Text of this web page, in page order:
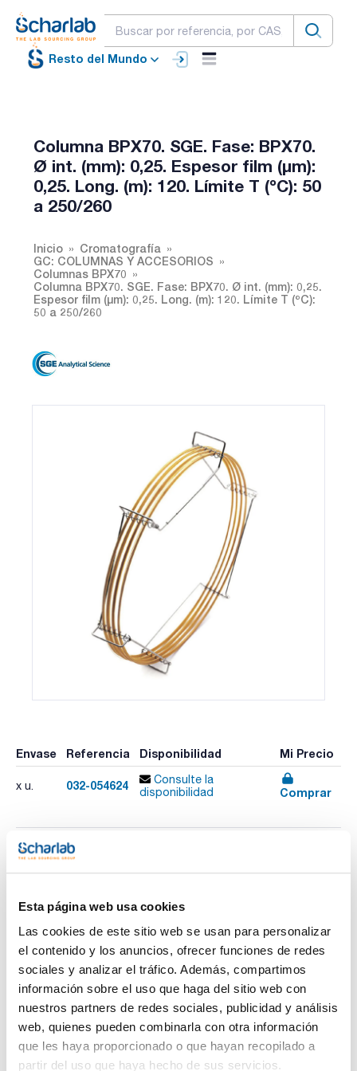
Esta página web usa cookies
Las cookies de este sitio web se usan para personalizar
el contenido y los anuncios, ofrecer funciones de redes
sociales y analizar el tráfico. Además, compartimos
información sobre el uso que haga del sitio web con
nuestros partners de redes sociales, publicidad y análisis
web, quienes pueden combinarla con otra información
que les haya proporcionado o que hayan recopilado a
partir del uso que haya hecho de sus servicios.
Resto del Mundo
Columna BPX70. SGE. Fase: BPX70.
Ø int. (mm): 0,25. Espesor film (µm):
0,25. Long. (m): 120. Límite T (ºC): 50
a 250/260
Inicio
Cromatografía
GC: COLUMNAS Y ACCESORIOS
Columnas BPX70
Columna BPX70. SGE. Fase: BPX70. Ø int. (mm): 0,25.
Espesor film (µm): 0,25. Long. (m): 120. Límite T (ºC):
50 a 250/260
Envase Referencia Disponibilidad Mi Precio
x u. 032-054624
Consulte la
disponibilidad
Comprar
Fase : BPX70
Espesor film (µm) : 0,25
Longitud (m) : 120
Límite temperatura (ºC) : 50 a 250/260
Pack (u.) : 1
Fase: 70% Cianopropil Polisilfenileno-siloxano.
- Alta temperatura
- Diseñada para separación de ésteres metílicos de ácidos
grasos (FAME)
- Ideal para separación de isómeros cis/trans
- Columna polar
Ver más
Documentación técnica
TDS / Ficha técnica
COA